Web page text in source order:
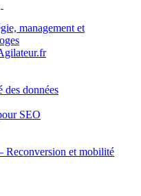
management et
données
SEO
Reconversion et mobilité